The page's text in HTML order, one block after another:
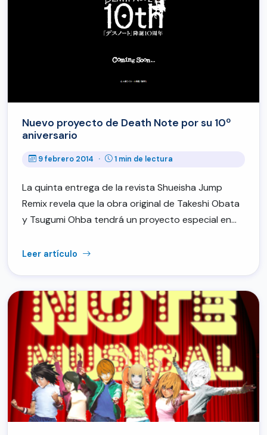
Nuevo proyecto de Death Note por su 10º
aniversario
9 febrero 2014 · 1 min de lectura
La quinta entrega de la revista Shueisha Jump
Remix revela que la obra original de Takeshi Obata
y Tsugumi Ohba tendrá un proyecto especial en…
Leer artículo